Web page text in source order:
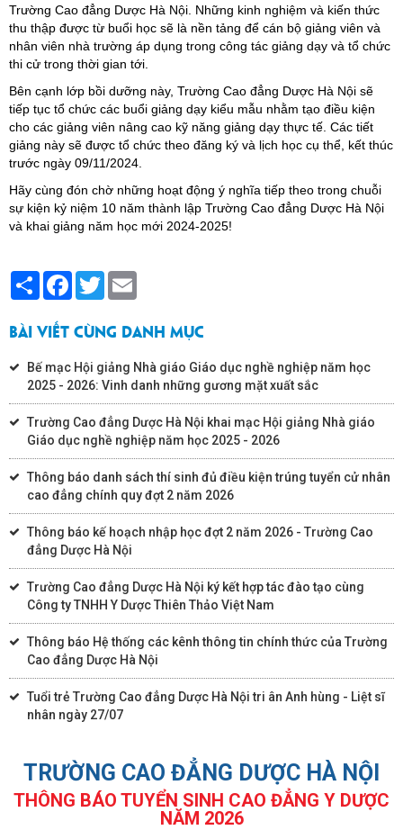
Trường Cao đẳng Dược Hà Nội. Những kinh nghiệm và kiến thức
thu thập được từ buổi học sẽ là nền tảng để cán bộ giảng viên và
nhân viên nhà trường áp dụng trong công tác giảng dạy và tổ chức
thi cử trong thời gian tới.
Bên cạnh lớp bồi dưỡng này, Trường Cao đẳng Dược Hà Nội sẽ
tiếp tục tổ chức các buổi giảng dạy kiểu mẫu nhằm tạo điều kiện
cho các giảng viên nâng cao kỹ năng giảng dạy thực tế. Các tiết
giảng này sẽ được tổ chức theo đăng ký và lịch học cụ thể, kết thúc
trước ngày 09/11/2024.
Hãy cùng đón chờ những hoạt động ý nghĩa tiếp theo trong chuỗi
sự kiện kỷ niệm 10 năm thành lập Trường Cao đẳng Dược Hà Nội
và khai giảng năm học mới 2024-2025!
Share Facebook
Twitter
BÀI VIẾT CÙNG DANH MỤC
Bế mạc Hội giảng Nhà giáo Giáo dục nghề nghiệp năm học
2025 - 2026: Vinh danh những gương mặt xuất sắc
Trường Cao đẳng Dược Hà Nội khai mạc Hội giảng Nhà giáo
Giáo dục nghề nghiệp năm học 2025 - 2026
Thông báo danh sách thí sinh đủ điều kiện trúng tuyển cử nhân
cao đẳng chính quy đợt 2 năm 2026
Thông báo kế hoạch nhập học đợt 2 năm 2026 - Trường Cao
đẳng Dược Hà Nội
Trường Cao đẳng Dược Hà Nội ký kết hợp tác đào tạo cùng
Công ty TNHH Y Dược Thiên Thảo Việt Nam
Thông báo Hệ thống các kênh thông tin chính thức của Trường
Cao đẳng Dược Hà Nội
Tuổi trẻ Trường Cao đẳng Dược Hà Nội tri ân Anh hùng - Liệt sĩ
nhân ngày 27/07
TRƯỜNG CAO ĐẲNG DƯỢC HÀ NỘI
THÔNG BÁO TUYỂN SINH CAO ĐẲNG Y DƯỢC
NĂM 2026